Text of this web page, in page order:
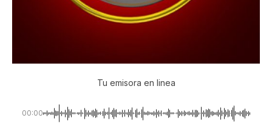
Tu emisora en linea
00:00